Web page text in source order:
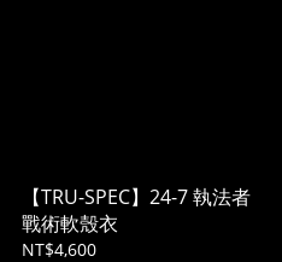
【TRU-SPEC】24-7 執法者
戰術軟殼衣
NT$4,600